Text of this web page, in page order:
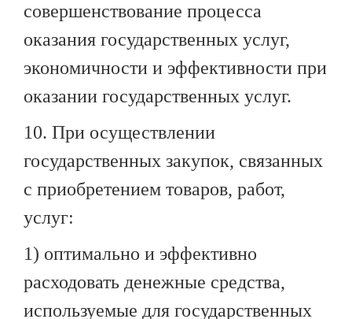
совершенствование процесса
оказания государственных услуг,
экономичности и эффективности при
оказании государственных услуг.
10. При осуществлении
государственных закупок, связанных
с приобретением товаров, работ,
услуг:
1) оптимально и эффективно
расходовать денежные средства,
используемые для государственных